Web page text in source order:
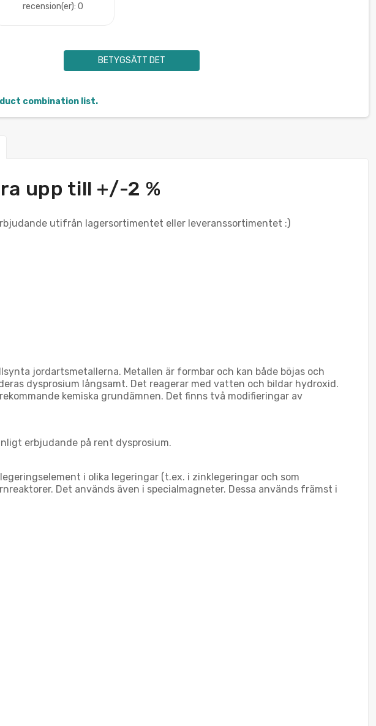
recension(er): 0
BETYGSÄTT DET
combination list.
upp till +/-2 %
utifrån lagersortimentet eller leveranssortimentet :)
jordartsmetallerna. Metallen är formbar och kan både böjas och
dysprosium långsamt. Det reagerar med vatten och bildar hydroxid.
kemiska grundämnen. Det finns två modifieringar av
erbjudande på rent dysprosium.
i olika legeringar (t.ex. i zinklegeringar och som
Det används även i specialmagneter. Dessa används främst i